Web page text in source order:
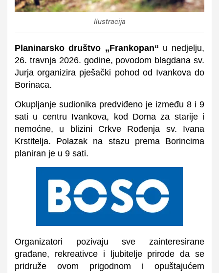
Ilustracija
Planinarsko društvo „Frankopan“ u nedjelju,
26. travnja 2026. godine, povodom blagdana sv.
Jurja organizira pješački pohod od Ivankova do
Borinaca.
Okupljanje sudionika predviđeno je između 8 i 9
sati u centru Ivankova, kod Doma za starije i
nemoćne, u blizini Crkve Rođenja sv. Ivana
Krstitelja. Polazak na stazu prema Borincima
planiran je u 9 sati.
Organizatori pozivaju sve zainteresirane
građane, rekreativce i ljubitelje prirode da se
pridruže ovom prigodnom i opuštajućem